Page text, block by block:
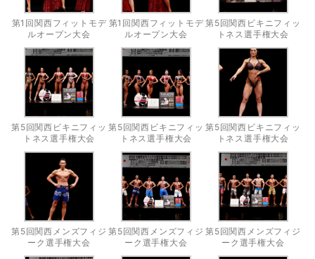
第1回関西フィットモデ
ルオープン大会
第1回関西フィットモデ
ルオープン大会
第5回関西ビキニフィッ
トネス選手権大会
第5回関西ビキニフィッ
トネス選手権大会
第5回関西ビキニフィッ
トネス選手権大会
第5回関西ビキニフィッ
トネス選手権大会
第5回関西メンズフィジ
ーク選手権大会
第5回関西メンズフィジ
ーク選手権大会
第5回関西メンズフィジ
ーク選手権大会